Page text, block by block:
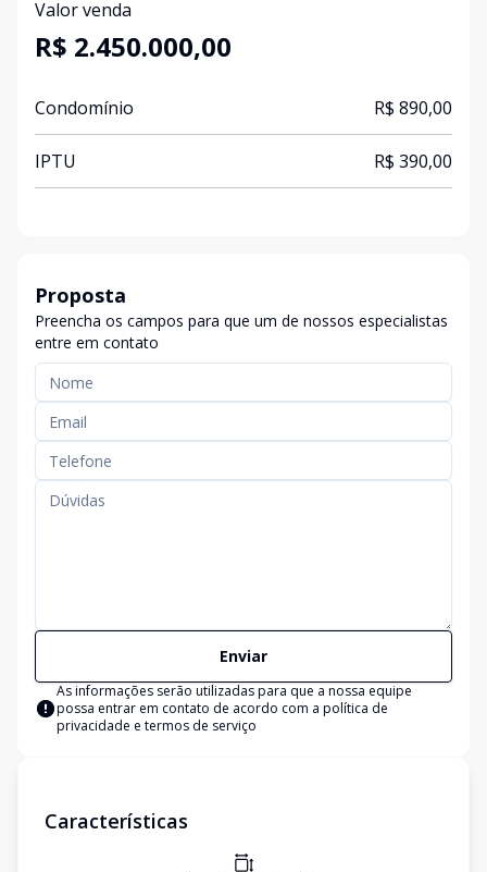
Valor venda
R$ 2.450.000,00
Condomínio R$ 890,00
IPTU R$ 390,00
Proposta
Preencha os campos para que um de nossos especialistas
entre em contato
Enviar
As informações serão utilizadas para que a nossa equipe
possa entrar em contato de acordo com a política de
privacidade e termos de serviço
Características